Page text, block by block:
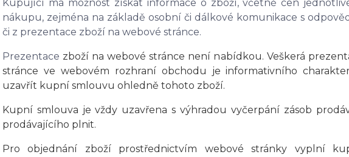
Kupující má možnost získat informace o zboží, včetně cen
nákupu, zejména na základě osobní či dálkové komunikace s
či z prezentace zboží na webové stránce.
Prezentace zboží na webové stránce není nabídkou. Veškerá
stránce ve webovém rozhraní obchodu je informativního
uzavřít kupní smlouvu ohledně tohoto zboží.
Kupní smlouva je vždy uzavřena s výhradou vyčerpání zásob
prodávajícího plnit.
Pro objednání zboží prostřednictvím webové stránky vyplní